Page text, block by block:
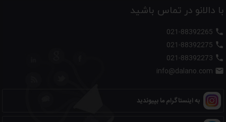
با دالانو در تماس باشید




به اینستاگرام ما بپیوندید